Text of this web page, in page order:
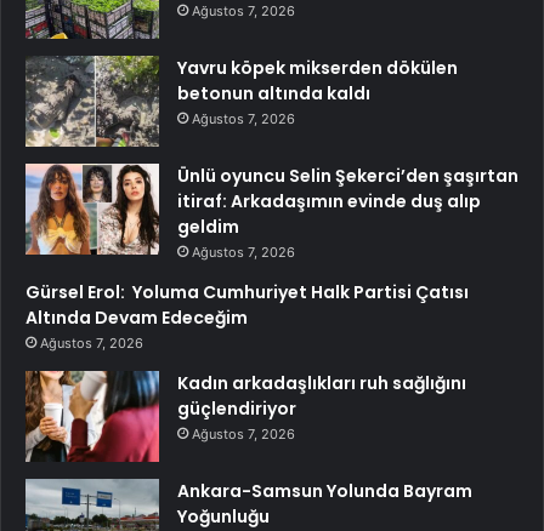
Ağustos 7, 2026
Yavru köpek mikserden dökülen
betonun altında kaldı
Ağustos 7, 2026
Ünlü oyuncu Selin Şekerci’den şaşırtan
itiraf: Arkadaşımın evinde duş alıp
geldim
Ağustos 7, 2026
Gürsel Erol: Yoluma Cumhuriyet Halk Partisi Çatısı
Altında Devam Edeceğim
Ağustos 7, 2026
Kadın arkadaşlıkları ruh sağlığını
güçlendiriyor
Ağustos 7, 2026
Ankara-Samsun Yolunda Bayram
Yoğunluğu